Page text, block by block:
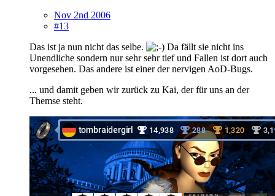
Nov 2nd 2006
#13
Das ist ja nun nicht das selbe.
Da fällt sie nicht ins
Unendliche sondern nur sehr sehr tief und Fallen ist dort auch
vorgesehen. Das andere ist einer der nervigen AoD-Bugs.
... und damit geben wir zurück zu Kai, der für uns an der
Themse steht.